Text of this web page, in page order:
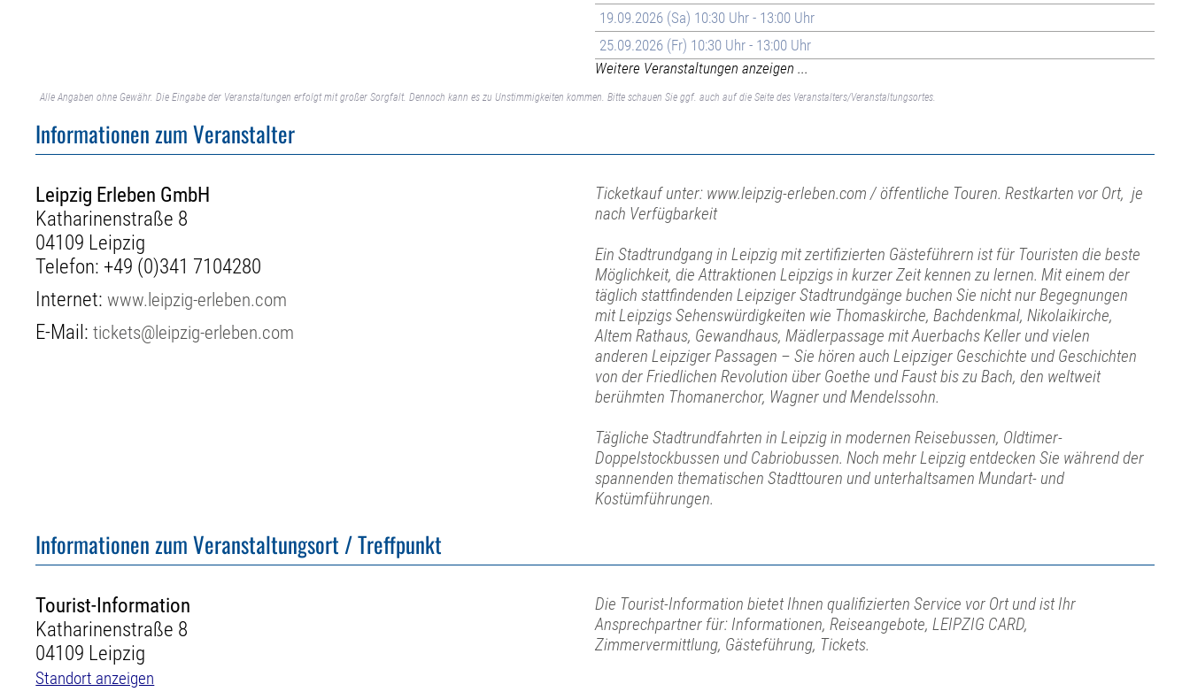
19.09.2026 (Sa) 10:30 Uhr - 13:00 Uhr
25.09.2026 (Fr) 10:30 Uhr - 13:00 Uhr
Weitere Veranstaltungen anzeigen ...
Alle Angaben ohne Gewähr. Die Eingabe der Veranstaltungen erfolgt mit großer Sorgfalt. Dennoch kann es zu Unstimmigkeiten kommen. Bitte schauen Sie ggf. auch auf die Seite des Veranstalters/Veranstaltungsortes.
Informationen zum Veranstalter
Leipzig Erleben GmbH
Katharinenstraße 8
04109 Leipzig
Telefon: +49 (0)341 7104280
Internet:www.leipzig-erleben.com
E-Mail:tickets@leipzig-erleben.com
Ticketkauf unter: www.leipzig-erleben.com / öffentliche Touren. Restkarten vor Ort, je
nach Verfügbarkeit
Ein Stadtrundgang in Leipzig mit zertifizierten Gästeführern ist für Touristen die beste
Möglichkeit, die Attraktionen Leipzigs in kurzer Zeit kennen zu lernen. Mit einem der
täglich stattfindenden Leipziger Stadtrundgänge buchen Sie nicht nur Begegnungen
mit Leipzigs Sehenswürdigkeiten wie Thomaskirche, Bachdenkmal, Nikolaikirche,
Altem Rathaus, Gewandhaus, Mädlerpassage mit Auerbachs Keller und vielen
anderen Leipziger Passagen – Sie hören auch Leipziger Geschichte und Geschichten
von der Friedlichen Revolution über Goethe und Faust bis zu Bach, den weltweit
berühmten Thomanerchor, Wagner und Mendelssohn.
Tägliche Stadtrundfahrten in Leipzig in modernen Reisebussen, Oldtimer-
Doppelstockbussen und Cabriobussen. Noch mehr Leipzig entdecken Sie während der
spannenden thematischen Stadttouren und unterhaltsamen Mundart- und
Kostümführungen.
Informationen zum Veranstaltungsort / Treffpunkt
Tourist-Information
Katharinenstraße 8
04109 Leipzig
Standort anzeigen
Die Tourist-Information bietet Ihnen qualifizierten Service vor Ort und ist Ihr
Ansprechpartner für: Informationen, Reiseangebote, LEIPZIG CARD,
Zimmervermittlung, Gästeführung, Tickets.